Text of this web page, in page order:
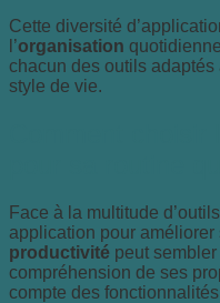
Cette diversité
l’organisation
chacun des outils
style de vie.
Face à la multitude
application pour améliorer
productivité peut
compréhension de ses
compte des